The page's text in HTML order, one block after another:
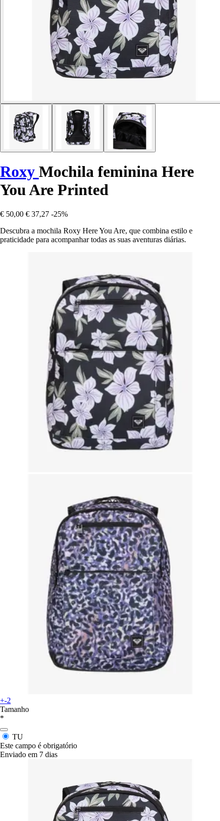
Roxy Mochila feminina Here
You Are Printed
€ 50,00 € 37,27 -25%
Descubra a mochila Roxy Here You Are, que combina estilo e
praticidade para acompanhar todas as suas aventuras diárias.
+-2
Tamanho
*
TU
Este campo é obrigatório
Enviado em 7 dias